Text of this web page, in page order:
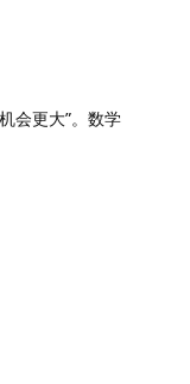
会更大”。数学